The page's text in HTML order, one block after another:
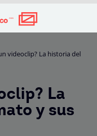
videoclip? La historia del
La
y sus